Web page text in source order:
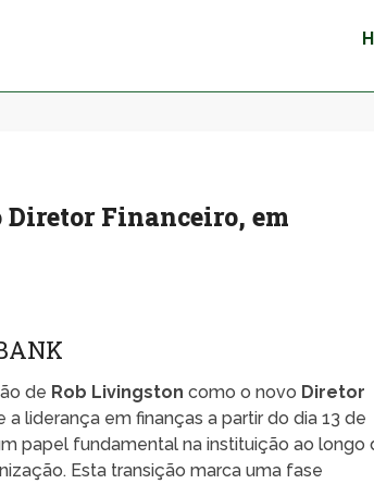
Financeiro, em
de Rob Livingston como o novo Diretor
liderança em finanças a partir do dia 13 de
papel fundamental na instituição ao longo
Esta transição marca uma fase